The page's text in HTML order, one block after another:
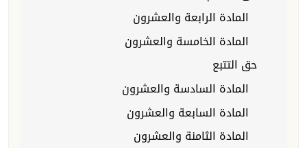
المادة الرابعة والعشرون
المادة الخامسة والعشرون
حق التتبع
المادة السادسة والعشرون
المادة السابعة والعشرون
المادة الثامنة والعشرون